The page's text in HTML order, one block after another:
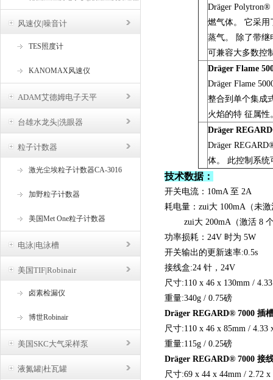
风速仪|噪音计
TES照度计
KANOMAX风速仪
ADAM艾德姆电子天平
台雄水龙头|洗眼器
粒子计数器
激光尘埃粒子计数器CA-3016
加野粒子计数器
美国Met One粒子计数器
电泳|电泳槽
美国TIF|Robinair
卤素检漏仪
博世Robinair
美国SKC大气采样泵
液氮罐|杜瓦罐
Dräger
燃气体。 它采用
蒸气。 除了带继
可兼容大多数控
Dräger Flame
Dräger Flame
整合到单个集成
火焰的特 征属性
Dräger
Dräger
体。 此控制系统
技术数据：
开关电流：10mA 至 2A
耗电量：zui大 100mA（未
zui大 200mA（激活 8 个
功率损耗：24V 时为 5W
开关输出的更新速率:0.5s
接线盒:24 针，24V
尺寸:110 x 46 x 130mm /
重量:340g / 0.75磅
Dräger REGARD® 7000 插
尺寸:110 x 46 x 85mm /
重量:115g / 0.25磅
Dräger REGARD® 7000 接
尺寸:69 x 44 x 44mm / 2.72